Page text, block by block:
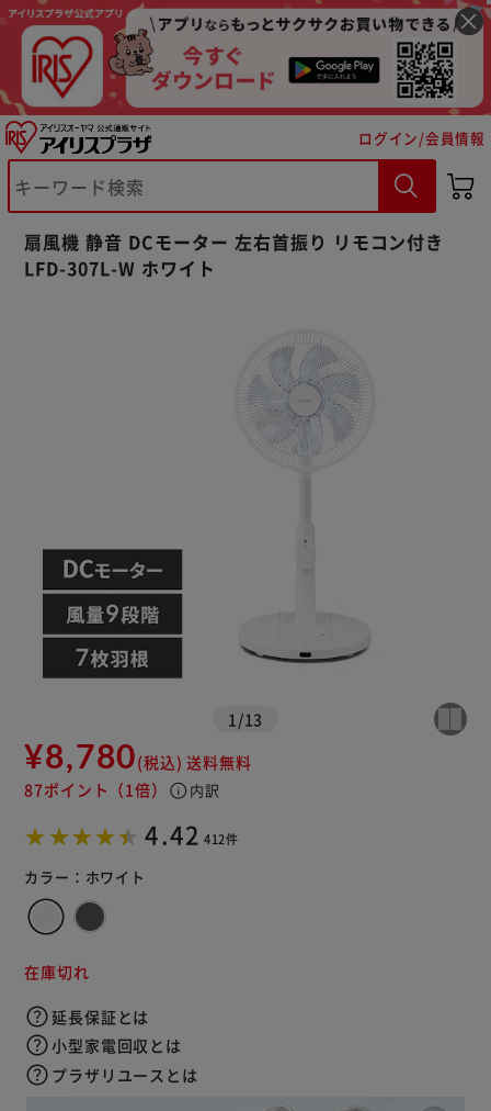
ログイン/会員情報
扇風機 静音 DCモーター 左右首振り リモコン付き
LFD-307L-W ホワイト
1 /13
¥8,780(税込) 送料無料
87ポイント （1倍） info 内訳
4.42 412件
カラー： ホワイト
在庫切れ
延長保証とは
小型家電回収とは
プラザリユースとは
※ご確認ください